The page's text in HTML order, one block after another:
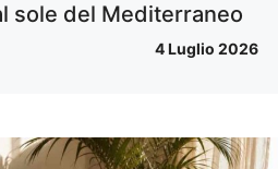
sole del Mediterraneo
4 Luglio 2026